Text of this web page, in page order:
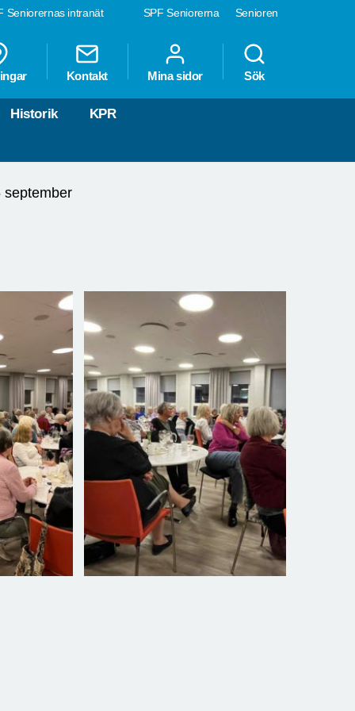
SPF Seniorerna Senioren
Seniorernas intranät
Kontakt Mina sidor Sök
Historik KPR
september